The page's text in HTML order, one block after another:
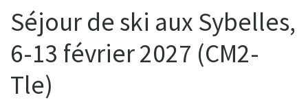
Séjour de ski aux Sybelles,
6-13 février 2027 (CM2-
Tle)